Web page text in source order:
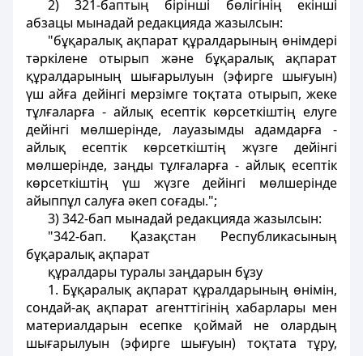
2) 321-баптың бiрiншi бөлiгiнiң екiншi
абзацы мынадай редакцияда жазылсын:
"бұқаралық ақпарат құралдарының өнiмдерi
тәркiлене отырып және бұқаралық ақпарат
құралдарының шығарылуын (эфирге шығуын)
үш айға дейiнгі мерзiмге тоқтата отырып, жеке
тұлғаларға - айлық есептік көрсеткiштiң елуге
дейiнгi мөлшерiнде, лауазымды адамдарға -
айлық eceптiк көрсеткiштiң жүзге дейiнгi
мөлшерiнде, заңды тұлғаларға - айлық есептiк
көрсеткіштің үш жүзге дейiнгi мөлшерiнде
айыппұл салуға әкеп соғады.";
3) 342-бап мынадай редакцияда жазылсын:
"342-бап. Қазақстан Республикасының
бұқаралық ақпарат
құралдары туралы заңдарын бұзу
1. Бұқаралық ақпарат құралдарының өнiмiн,
сондай-ақ ақпарат агенттiгiнiң хабарлары мен
материалдарын есепке қоймай не олардың
шығарылуын (эфирге шығуын) тоқтата тұру,